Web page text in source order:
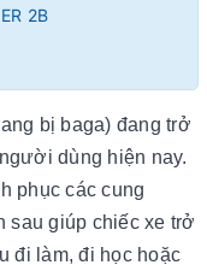
2B
bị baga) đang trở
dùng hiện nay.
phục các cung
sau giúp chiếc xe trở
đi làm, đi học hoặc